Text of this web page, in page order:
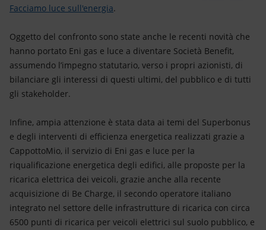
Facciamo luce sull'energia.
Oggetto del confronto sono state anche le recenti novità che
hanno portato Eni gas e luce a diventare Società Benefit,
assumendo l’impegno statutario, verso i propri azionisti, di
bilanciare gli interessi di questi ultimi, del pubblico e di tutti
gli stakeholder.
Infine, ampia attenzione è stata data ai temi del Superbonus
e degli interventi di efficienza energetica realizzati grazie a
CappottoMio, il servizio di Eni gas e luce per la
riqualificazione energetica degli edifici, alle proposte per la
ricarica elettrica dei veicoli, grazie anche alla recente
acquisizione di Be Charge, il secondo operatore italiano
integrato nel settore delle infrastrutture di ricarica con circa
6500 punti di ricarica per veicoli elettrici sul suolo pubblico, e